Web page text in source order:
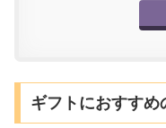
ギフトにおすすめ